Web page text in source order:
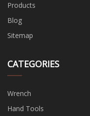
Products
Blog
Sitemap
CATEGORIES
Wrench
Hand Tools